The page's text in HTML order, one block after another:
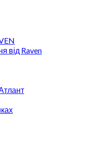
від Raven